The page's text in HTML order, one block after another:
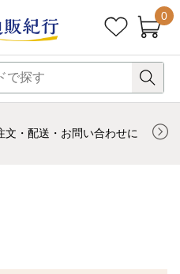
0
文・配送・お問い合わせに